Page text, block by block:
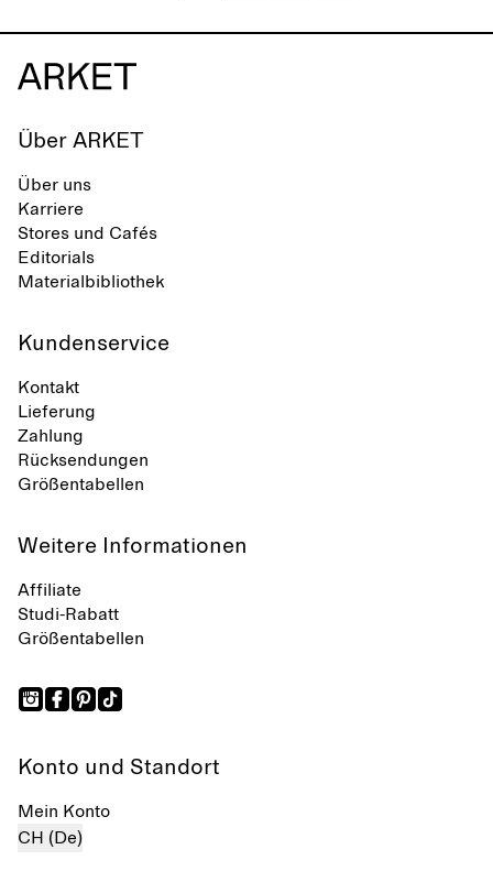
Über ARKET
Über uns
Karriere
Stores und Cafés
Editorials
Materialbibliothek
Kundenservice
Kontakt
Lieferung
Zahlung
Rücksendungen
Größentabellen
Weitere Informationen
Affiliate
Studi-Rabatt
Größentabellen
Konto und Standort
Mein Konto
CH (De)